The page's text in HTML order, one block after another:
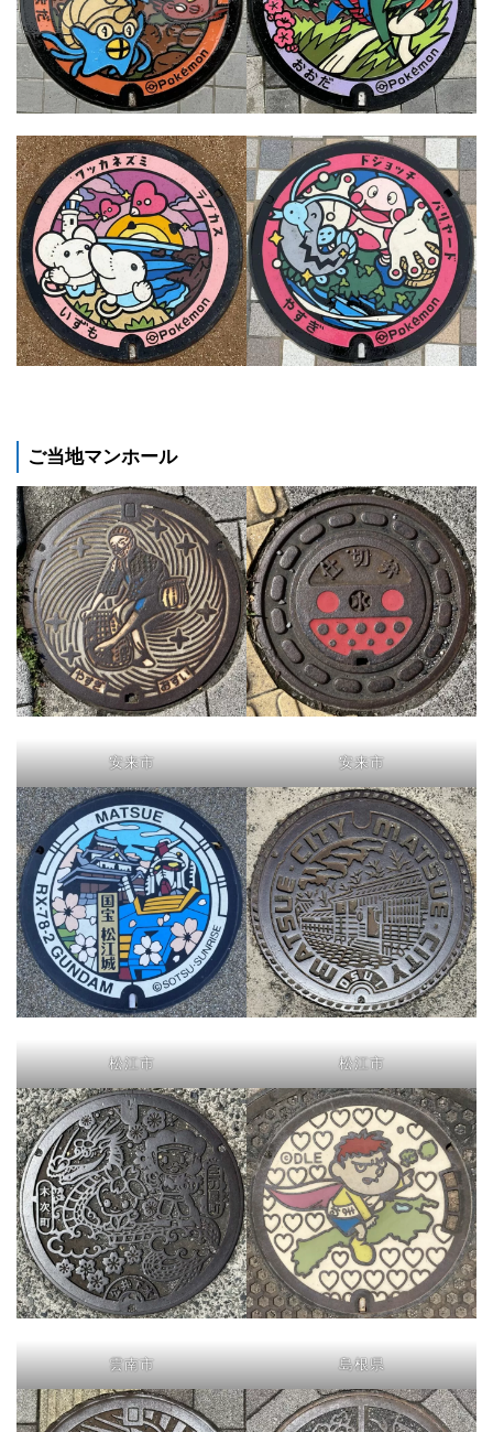
ご当地マンホール
安来市 安来市
松江市 松江市
雲南市 島根県